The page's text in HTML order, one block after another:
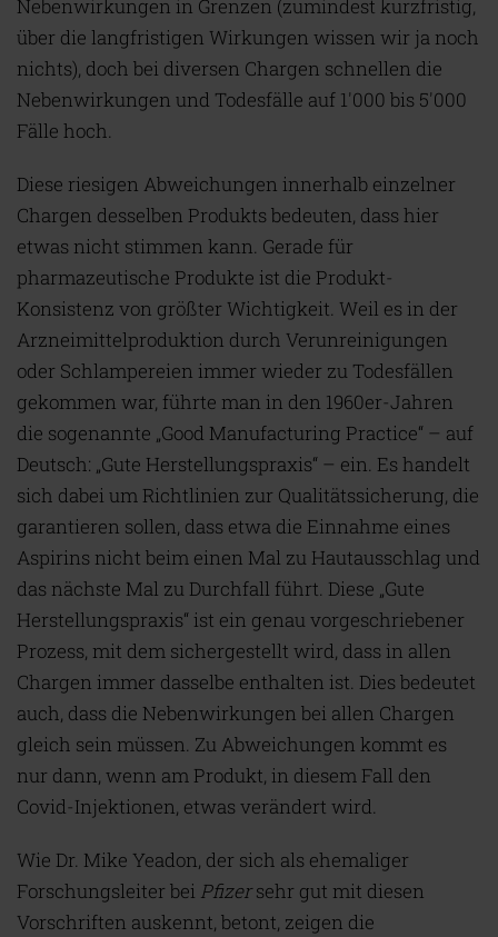
Nebenwirkungen in Grenzen (zumindest kurzfristig,
über die langfristigen Wirkungen wissen wir ja noch
nichts), doch bei diversen Chargen schnellen die
Nebenwirkungen und Todesfälle auf 1'000 bis 5'000
Fälle hoch.
Diese riesigen Abweichungen innerhalb einzelner
Chargen desselben Produkts bedeuten, dass hier
etwas nicht stimmen kann. Gerade für
pharmazeutische Produkte ist die Produkt-
Konsistenz von größter Wichtigkeit. Weil es in der
Arzneimittelproduktion durch Verunreinigungen
oder Schlampereien immer wieder zu Todesfällen
gekommen war, führte man in den 1960er-Jahren
die sogenannte „Good Manufacturing Practice“ – auf
Deutsch: „Gute Herstellungspraxis“ – ein. Es handelt
sich dabei um Richtlinien zur Qualitätssicherung, die
garantieren sollen, dass etwa die Einnahme eines
Aspirins nicht beim einen Mal zu Hautausschlag und
das nächste Mal zu Durchfall führt. Diese „Gute
Herstellungspraxis“ ist ein genau vorgeschriebener
Prozess, mit dem sichergestellt wird, dass in allen
Chargen immer dasselbe enthalten ist. Dies bedeutet
auch, dass die Nebenwirkungen bei allen Chargen
gleich sein müssen. Zu Abweichungen kommt es
nur dann, wenn am Produkt, in diesem Fall den
Covid-Injektionen, etwas verändert wird.
Wie Dr. Mike Yeadon, der sich als ehemaliger
Forschungsleiter bei Pfizersehr gut mit diesen
Vorschriften auskennt, betont, zeigen die